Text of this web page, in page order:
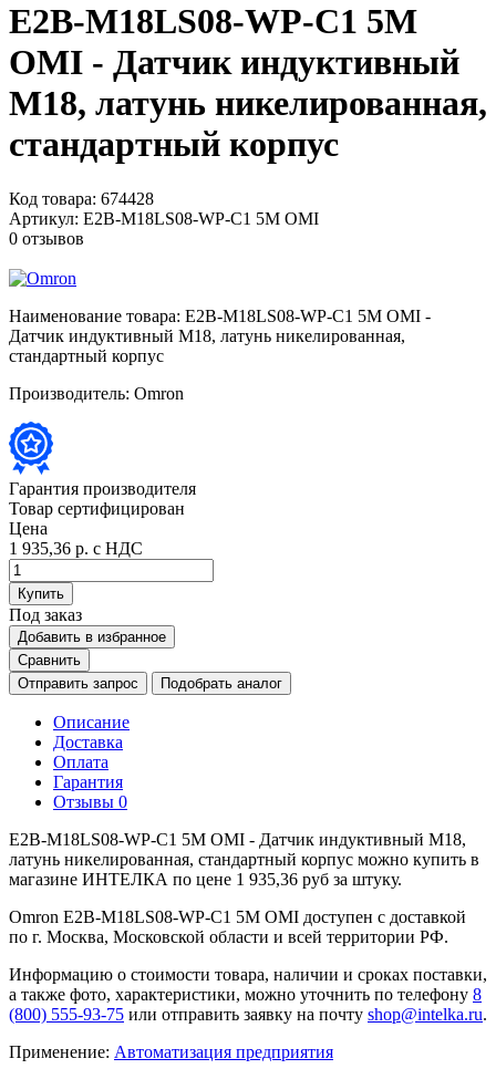
E2B-M18LS08-WP-C1 5M
OMI - Датчик индуктивный
M18, латунь никелированная,
стандартный корпус
Код товара: 674428
Артикул: E2B-M18LS08-WP-C1 5M OMI
0 отзывов
Наименование товара: E2B-M18LS08-WP-C1 5M OMI -
Датчик индуктивный M18, латунь никелированная,
стандартный корпус
Производитель: Omron
Гарантия производителя
Товар сертифицирован
Цена
1 935,36 р. с НДС
Купить
Под заказ
Добавить в избранное
Сравнить
Отправить запрос
Подобрать аналог
Описание
Доставка
Оплата
Гарантия
Отзывы 0
E2B-M18LS08-WP-C1 5M OMI - Датчик индуктивный M18,
латунь никелированная, стандартный корпус можно купить в
магазине ИНТЕЛКА по цене 1 935,36 руб за штуку.
Omron E2B-M18LS08-WP-C1 5M OMI доступен с доставкой
по г. Москва, Московской области и всей территории РФ.
Информацию о стоимости товара, наличии и сроках поставки,
а также фото, характеристики, можно уточнить по телефону 8
(800) 555-93-75 или отправить заявку на почту shop@intelka.ru.
Применение: Автоматизация предприятия